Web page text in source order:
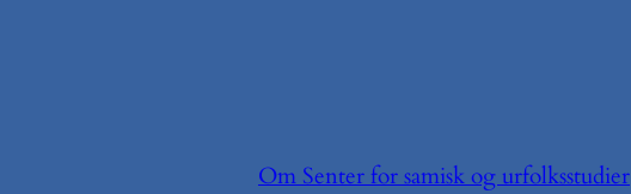
Om Senter for samisk og urfolksstudier